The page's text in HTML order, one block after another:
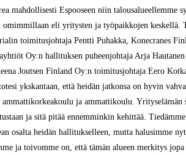
mahdollisesti Espooseen niin talousalueellemme
eli yritysten ja työpaikkojen keskellä.
toimitusjohtaja Pentti Puhakka, Konecranes
Oy:n hallituksen puheenjohtaja Arja
Joutsen Finland Oy:n toimitusjohtaja Eero
ykskantaan, että heidän jatkonsa on hyvin
ammattikorkeakoulu ja ammattikoulu.
ja sitä pitää ennemminkin kehittää.
osalta heidän hallitukselleen, mutta halusimme
ja toivomme on, että tämän alueen merkitys